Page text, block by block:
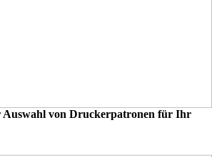
Auswahl von Druckerpatronen für Ihr